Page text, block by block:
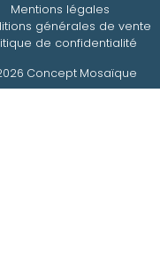
Concept Mosaïque
Mentions légales
générales de vente
de confidentialité